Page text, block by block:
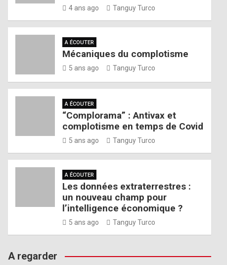
4 ans ago Tanguy Turco
A ÉCOUTER
Mécaniques du complotisme
5 ans ago Tanguy Turco
A ÉCOUTER
“Complorama” : Antivax et
complotisme en temps de Covid
5 ans ago Tanguy Turco
A ÉCOUTER
Les données extraterrestres :
un nouveau champ pour
l’intelligence économique ?
5 ans ago Tanguy Turco
A regarder